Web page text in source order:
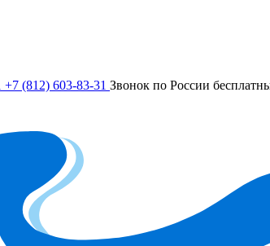
+7 (812) 603-83-31 Звонок по России